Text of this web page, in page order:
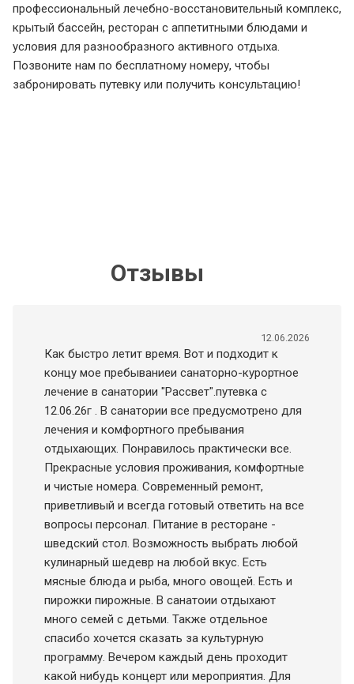
профессиональный лечебно-восстановительный комплекс,
крытый бассейн, ресторан с аппетитными блюдами и
условия для разнообразного активного отдыха.
Позвоните нам по бесплатному номеру, чтобы
забронировать путевку или получить консультацию!
Отзывы
12.06.2026
Как быстро летит время. Вот и подходит к
концу мое пребываниеи санаторно-курортное
лечение в санатории "Рассвет".путевка с
12.06.26г . В санатории все предусмотрено для
лечения и комфортного пребывания
отдыхающих. Понравилось практически все.
Прекрасные условия проживания, комфортные
и чистые номера. Современный ремонт,
приветливый и всегда готовый ответить на все
вопросы персонал. Питание в ресторане -
шведский стол. Возможность выбрать любой
кулинарный шедевр на любой вкус. Есть
мясные блюда и рыба, много овощей. Есть и
пирожки пирожные. В санатоии отдыхают
много семей с детьми. Также отдельное
спасибо хочется сказать за культурную
программу. Вечером каждый день проходит
какой нибудь концерт или мероприятия. Для